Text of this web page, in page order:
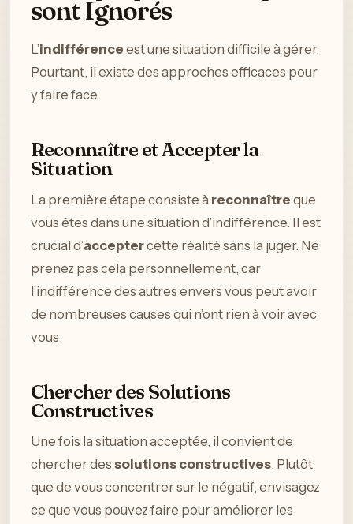
sont Ignorés
L’indifférence est une situation difficile à gérer.
Pourtant, il existe des approches efficaces pour
y faire face.
Reconnaître et Accepter la
Situation
La première étape consiste à reconnaître que
vous êtes dans une situation d’indifférence. Il est
crucial d’acceptercette réalité sans la juger. Ne
prenez pas cela personnellement, car
l’indifférence des autres envers vous peut avoir
de nombreuses causes qui n’ont rien à voir avec
vous.
Chercher des Solutions
Constructives
Une fois la situation acceptée, il convient de
chercher des solutions constructives. Plutôt
que de vous concentrer sur le négatif, envisagez
ce que vous pouvez faire pour améliorer les